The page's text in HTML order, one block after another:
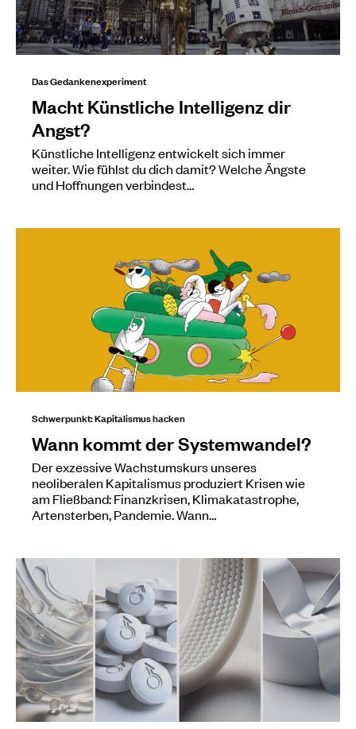
Das Gedankenexperiment
Macht Künstliche Intelligenz dir
Angst?
Künstliche Intelligenz entwickelt sich immer
weiter. Wie fühlst du dich damit? Welche Ängste
und Hoffnungen verbindest…
Schwerpunkt: Kapitalismus hacken
Wann kommt der Systemwandel?
Der exzessive Wachstumskurs unseres
neoliberalen Kapitalismus produziert Krisen wie
am Fließband: Finanzkrisen, Klimakatastrophe,
Artensterben, Pandemie. Wann…